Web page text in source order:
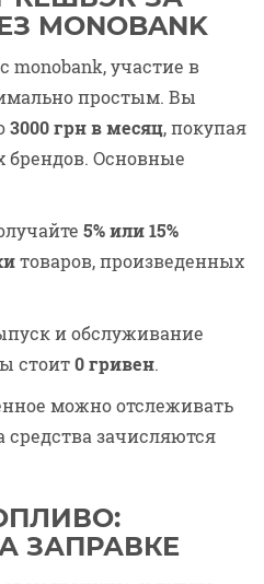
MONOBANK
monobank, участие в
простым. Вы
3000 грн в месяц, покупая
брендов. Основные
5% или 15%
товаров, произведенных
и обслуживание
стоит0 гривен.
можно отслеживать
средства зачисляются
ЗАПРАВКЕ